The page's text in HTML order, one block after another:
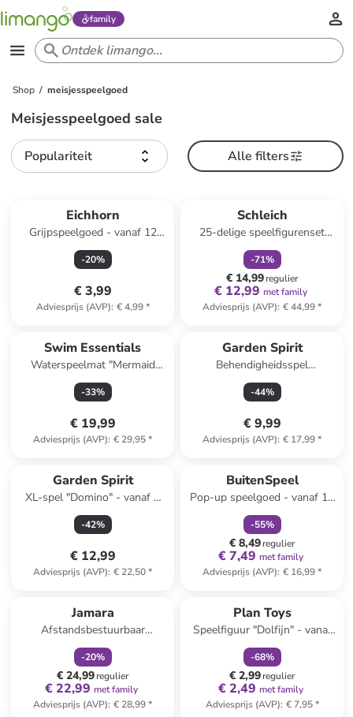
family
Shop meisjesspeelgoed
Meisjesspeelgoed sale
Populariteit Alle filters
Eichhorn
Grijpspeelgoed - vanaf 12
maanden
-20%
€ 3,99
Adviesprijs (AVP): € 4,99*
Schleich
25-delige speelfigurenset
"Happy Cow Wash" - vanaf 3
jaar
-71%
€ 14,99regulier
€ 12,99 met family
Adviesprijs (AVP): € 44,99*
Swim Essentials
Waterspeelmat "Mermaid
Bubbles" lichtroze - vanaf 6
maanden
-33%
€ 19,99
Adviesprijs (AVP): € 29,95*
Garden Spirit
Behendigheidsspel
meerkleurig - vanaf 6 jaar
-44%
€ 9,99
Adviesprijs (AVP): € 17,99*
Garden Spirit
XL-spel "Domino" - vanaf 3
jaar
-42%
€ 12,99
Adviesprijs (AVP): € 22,50*
BuitenSpeel
Pop-up speelgoed - vanaf 18
maanden
-55%
€ 8,49regulier
€ 7,49 met family
Adviesprijs (AVP): € 16,99*
Jamara
Afstandsbestuurbaar
waterspeelgoed "Flamingo" -
vanaf 6 jaar
-20%
€ 24,99regulier
€ 22,99 met family
Adviesprijs (AVP): € 28,99*
Plan Toys
Speelfiguur "Dolfijn" - vanaf
12 maanden
-68%
€ 2,99regulier
€ 2,49 met family
Adviesprijs (AVP): € 7,95*